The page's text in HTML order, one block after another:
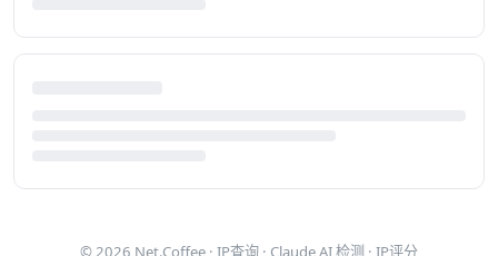
© 2026 Net.Coffee · IP查询 · Claude AI 检测 · IP评分